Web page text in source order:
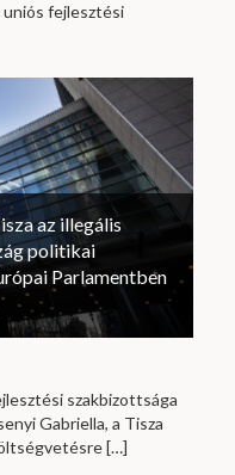
fejlesztési
az illegális
politikai
Parlamentben
szakbizottsága
Gabriella, a Tisza
[…]